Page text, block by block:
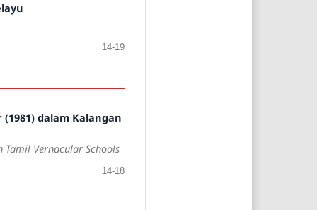
14-19
dalam Kalangan
Tamil Vernacular Schools
14-18